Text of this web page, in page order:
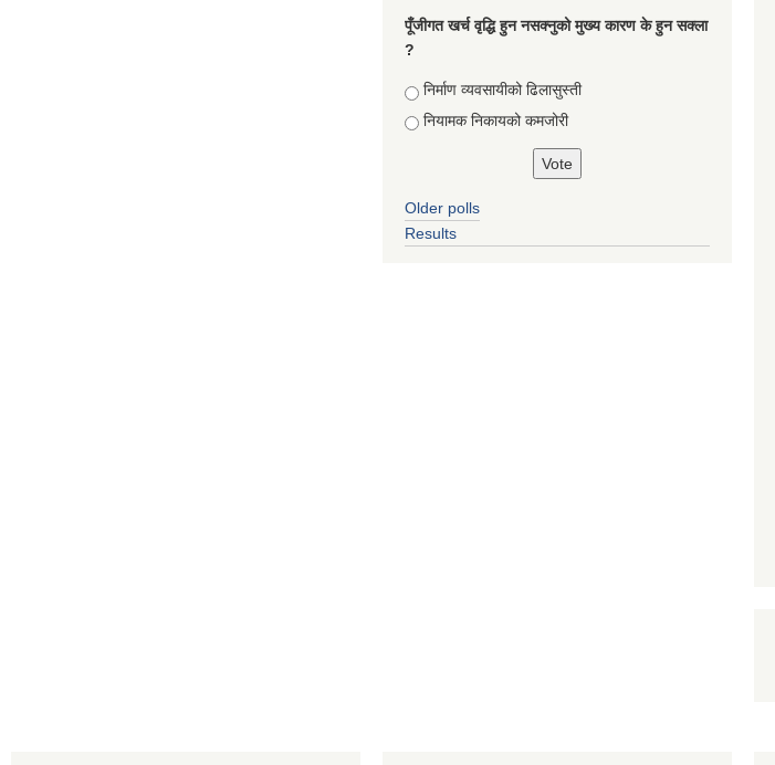
पूँजीगत खर्च वृद्धि हुन नसक्नुको मुख्य कारण के हुन सक्ला
?
Choices
निर्माण व्यवसायीको ढिलासुस्ती
नियामक निकायको कमजोरी
Older polls
Results